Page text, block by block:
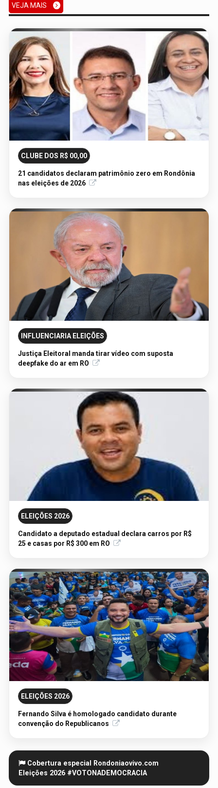
06/08/2026 - Publicação Legal
CONVOCAÇÃO DAS ELEIÇÕES: SEATER/RO
06/08/2026 - Publicação Legal
AVISO DE LICITAÇÃO: PREGÃO ELETRÔNICO Nº
90136/2026/SUPEL/RO
90595/2025/SUPEL/RO
05/08/2026 - Publicação Legal
AVISO DE LICITAÇÃO: PREGÃO ELETRÔNICO Nº
90186/2026/SUPEL/RO
05/08/2026 - Publicação Legal
AVISO DE LICITAÇÃO: AVISO DE LICITAÇÃO PE
90152/2026/RO
VEJA MAIS
CLUBE DOS R$ 00,00
21 candidatos declaram patrimônio zero em Rondônia
nas eleições de 2026
INFLUENCIARIA ELEIÇÕES
Justiça Eleitoral manda tirar vídeo com suposta
deepfake do ar em RO
ELEIÇÕES 2026
Candidato a deputado estadual declara carros por R$
25 e casas por R$ 300 em RO
ELEIÇÕES 2026
Fernando Silva é homologado candidato durante
convenção do Republicanos
Cobertura especial Rondoniaovivo.com
Eleições 2026 #VOTONADEMOCRACIA